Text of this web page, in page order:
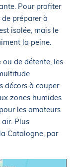
Pour profiter
préparer à
isolée, mais le
la peine.
ou de détente, les
décors à couper
zones humides
les amateurs
air. Plus
Catalogne, par